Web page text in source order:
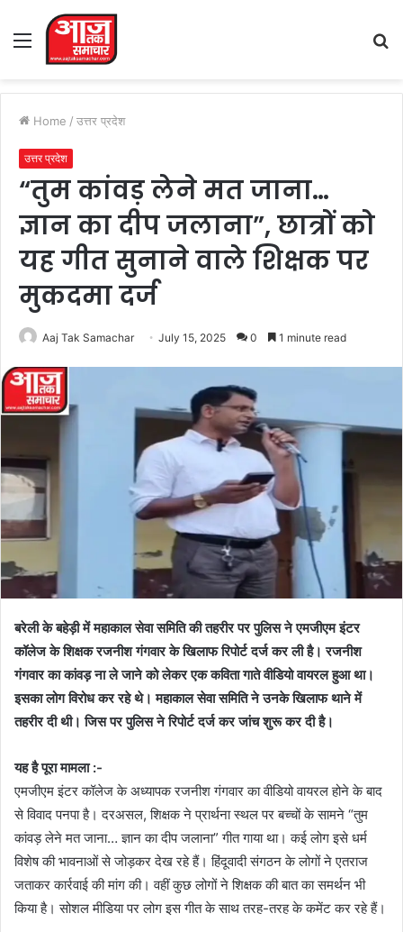
Menu
Home / उत्तर प्रदेश
उत्तर प्रदेश
“तुम कांवड़ लेने मत जाना…
ज्ञान का दीप जलाना”, छात्रों को
यह गीत सुनाने वाले शिक्षक पर
मुकदमा दर्ज
Aaj Tak Samachar July 15, 2025 0 1 minute read
बरेली के बहेड़ी में महाकाल सेवा समिति की तहरीर पर पुलिस ने एमजीएम इंटर
कॉलेज के शिक्षक रजनीश गंगवार के खिलाफ रिपोर्ट दर्ज कर ली है। रजनीश
गंगवार का कांवड़ ना ले जाने को लेकर एक कविता गाते वीडियो वायरल हुआ था।
इसका लोग विरोध कर रहे थे। महाकाल सेवा समिति ने उनके खिलाफ थाने में
तहरीर दी थी। जिस पर पुलिस ने रिपोर्ट दर्ज कर जांच शुरू कर दी है।
यह है पूरा मामला :-
एमजीएम इंटर कॉलेज के अध्यापक रजनीश गंगवार का वीडियो वायरल होने के बाद
से विवाद पनपा है। दरअसल, शिक्षक ने प्रार्थना स्थल पर बच्चों के सामने “तुम
कांवड़ लेने मत जाना… ज्ञान का दीप जलाना” गीत गाया था। कई लोग इसे धर्म
विशेष की भावनाओं से जोड़कर देख रहे हैं। हिंदूवादी संगठन के लोगों ने एतराज
जताकर कार्रवाई की मांग की। वहीं कुछ लोगों ने शिक्षक की बात का समर्थन भी
किया है। सोशल मीडिया पर लोग इस गीत के साथ तरह-तरह के कमेंट कर रहे हैं।